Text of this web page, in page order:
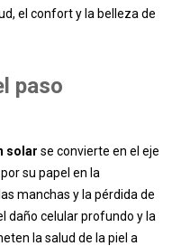
el confort y la belleza de
paso
solar se convierte en el eje
su papel en la
manchas y la pérdida de
daño celular profundo y la
la salud de la piel a